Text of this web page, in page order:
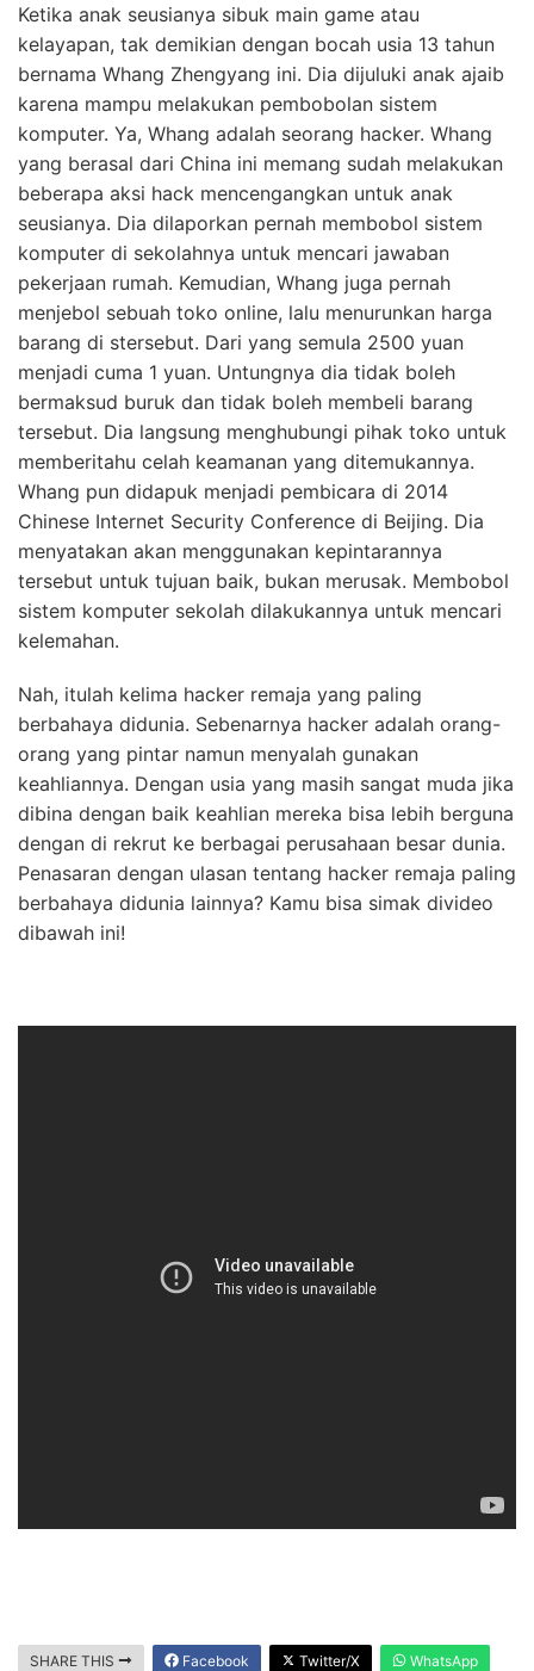
Ketika anak seusianya sibuk main game atau
kelayapan, tak demikian dengan bocah usia 13 tahun
bernama Whang Zhengyang ini. Dia dijuluki anak ajaib
karena mampu melakukan pembobolan sistem
komputer. Ya, Whang adalah seorang hacker. Whang
yang berasal dari China ini memang sudah melakukan
beberapa aksi hack mencengangkan untuk anak
seusianya. Dia dilaporkan pernah membobol sistem
komputer di sekolahnya untuk mencari jawaban
pekerjaan rumah. Kemudian, Whang juga pernah
menjebol sebuah toko online, lalu menurunkan harga
barang di stersebut. Dari yang semula 2500 yuan
menjadi cuma 1 yuan. Untungnya dia tidak boleh
bermaksud buruk dan tidak boleh membeli barang
tersebut. Dia langsung menghubungi pihak toko untuk
memberitahu celah keamanan yang ditemukannya.
Whang pun didapuk menjadi pembicara di 2014
Chinese Internet Security Conference di Beijing. Dia
menyatakan akan menggunakan kepintarannya
tersebut untuk tujuan baik, bukan merusak. Membobol
sistem komputer sekolah dilakukannya untuk mencari
kelemahan.
Nah, itulah kelima hacker remaja yang paling
berbahaya didunia. Sebenarnya hacker adalah orang-
orang yang pintar namun menyalah gunakan
keahliannya. Dengan usia yang masih sangat muda jika
dibina dengan baik keahlian mereka bisa lebih berguna
dengan di rekrut ke berbagai perusahaan besar dunia.
Penasaran dengan ulasan tentang hacker remaja paling
berbahaya didunia lainnya? Kamu bisa simak divideo
dibawah ini!
SHARE THIS Facebook Twitter/X WhatsApp